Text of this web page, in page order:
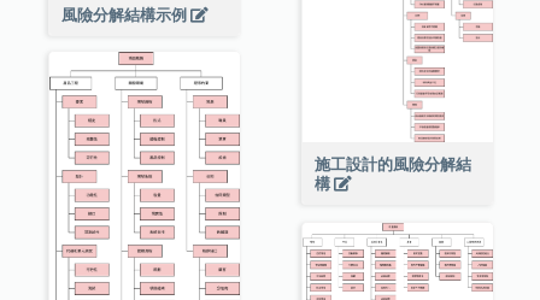
施工設計的風險分解結
構
風險分解結構示例